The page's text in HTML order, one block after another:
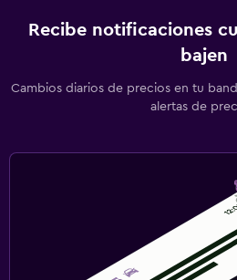
Recibe notificaciones
bajen
Cambios diarios de precios en tu
alertas de